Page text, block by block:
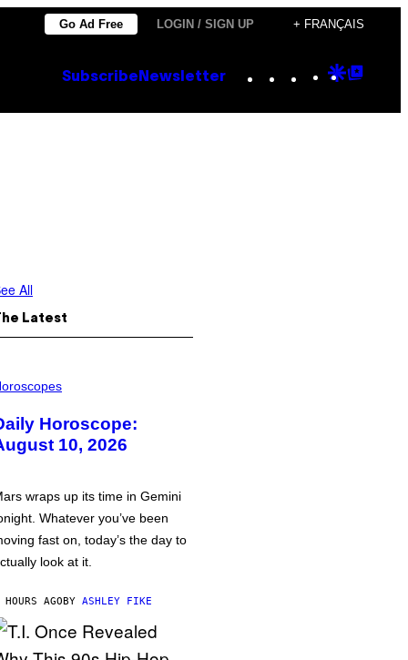
Go Ad Free LOGIN / SIGN UP + FRANÇAIS
Subscribe Newsletter Instagram
TikTok
YouTube
Google
All
Latest
Horoscope:
10, 2026
wraps up its time in Gemini
Whatever you’ve been
fast on, today’s the day to
look at it.
AGOBY ASHLEY FIKE